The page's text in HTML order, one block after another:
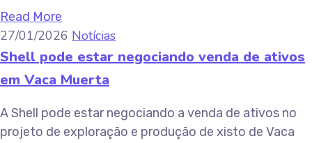
Read More
27/01/2026 Notícias
Shell pode estar negociando venda de ativos
em Vaca Muerta
A Shell pode estar negociando a venda de ativos no
projeto de exploração e produção de xisto de Vaca